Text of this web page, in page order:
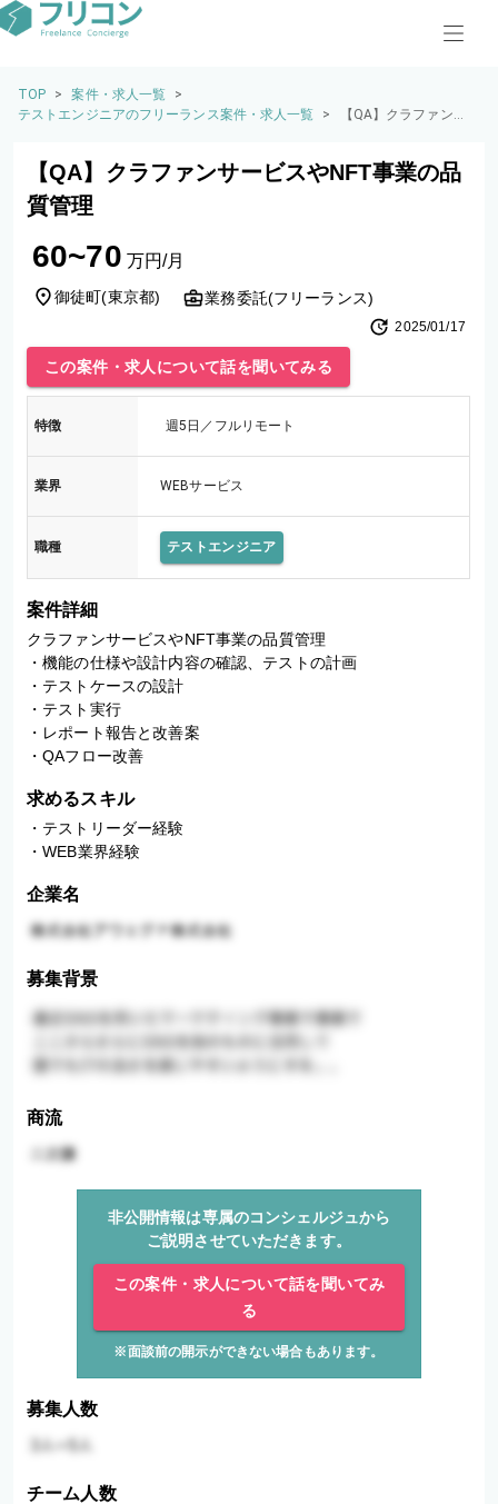
TOP > 案件・求人一覧
>
テストエンジニアのフリーランス案件・求人一覧
>
【QA】クラファンサ
【QA】クラファンサービスやNFT事業の品
質管理
60~70 万円/月
御徒町(東京都) 業務委託(フリーランス)
2025/01/17
この案件・求人について話を聞いてみる
特徴 週5日／フルリモート
業界 WEBサービス
職種 テストエンジニア
案件詳細
クラファンサービスやNFT事業の品質管理
・機能の仕様や設計内容の確認、テストの計画
・テストケースの設計
・テスト実行
・レポート報告と改善案
・QAフロー改善
求めるスキル
・テストリーダー経験
・WEB業界経験
企業名
募集背景
商流
非公開情報は専属のコンシェルジュから
ご説明させていただきます。
この案件・求人について話を聞いてみ
る
※面談前の開示ができない場合もあります。
募集人数
チーム人数